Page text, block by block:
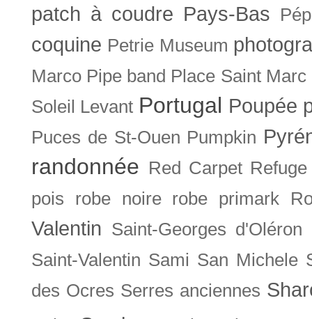
patch à coudre Pays-Bas
coquine Petrie Museum
Marco Pipe band Place Saint Marc
Soleil Levant Portugal Poupée
Puces de St-Ouen Pumpkin
randonnée Red Carpet Refuge
pois
robe noire robe primark
Valentin Saint-Georges d'Oléron
Saint-Valentin Sami San Michele
des Ocres Serres anciennes